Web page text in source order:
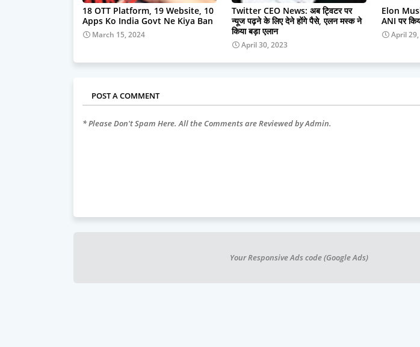
18 OTT Platform, 19 Website, 10
Apps Ko India Govt Ne Kiya Ban
March 15, 2024
Twitter CEO News: अब ट्विटर पर
न्यूज पढ़ने के लिए देने होंगे पैसे, एलन मस्क ने
किया बड़ा एलान
April 30, 2023
Elon
ANI पर
April
POST A COMMENT
* Please Don't Spam Here. All the Comments are Reviewed by Admin.
Your Responsive Ads code (Google Ads)